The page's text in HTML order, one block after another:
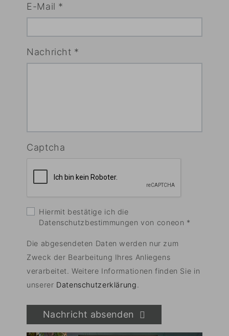
E-Mail *
Nachricht *
Captcha
Hiermit bestätige ich die
Datenschutzbestimmungen von coneon *
Die abgesendeten Daten werden nur zum
Zweck der Bearbeitung Ihres Anliegens
verarbeitet. Weitere Informationen finden Sie in
unserer Datenschutzerklärung
Nachricht absenden